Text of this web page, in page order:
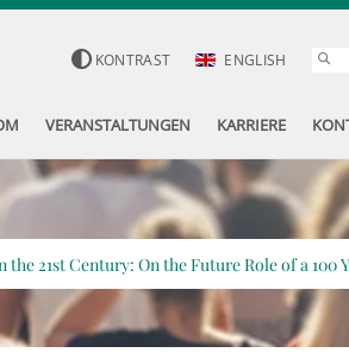
KONTRAST ENGLISH
VERANSTALTUNGEN KARRIERE
21st Century: On the Future Role of a 100